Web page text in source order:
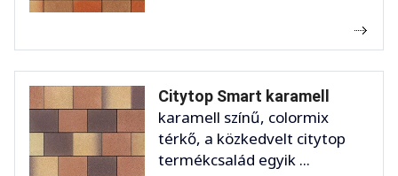
Citytop Smart karamell
karamell színű, colormix
térkő, a közkedvelt citytop
termékcsalád egyik ...